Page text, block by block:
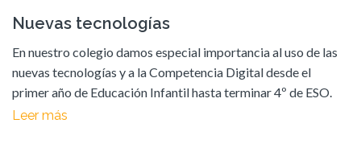
Nuevas tecnologías
En nuestro colegio damos especial importancia al uso de las
nuevas tecnologías y a la Competencia Digital desde el
primer año de Educación Infantil hasta terminar 4º de ESO.
Leer más